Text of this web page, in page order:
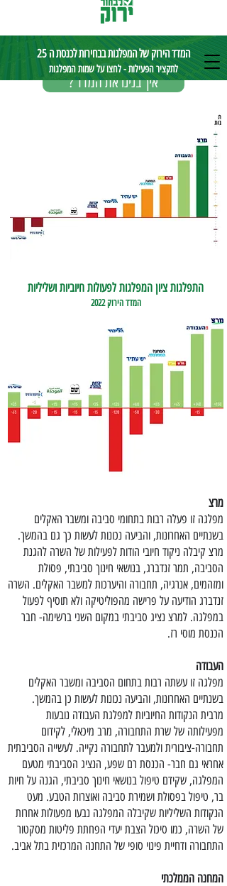
? איך בנינו את המדד
המדד הירוק של המפלגות בבחירות לכנסת ה 25
לתקציר הפעילות - לחצו על שמות המפלגות
מרצ
מפלגה זו פעלה רבות בתחומי סביבה ומשבר האקלים
בשנתיים האחרונות, והביעה נכונות לעשות כך גם בהמשך.
מרצ קיבלה ניקוד חיובי הודות לפעילות של השרה להגנת
הסביבה, תמר זנדברג, בנושאי חינוך סביבתי, פסולת
ומזהמים, אנרגיה, תחבורה והיערכות למשבר האקלים. השרה
זנדברג הודיעה על פרישה מהפוליטיקה ולא תוסיף לפעול
במפלגה. למרצ נציג סביבתי במקום השני ברשימה- חבר
הכנסת מוסי רז.
העבודה
מפלגה זו עשתה רבות בתחום הסביבה ומשבר האקלים
בשנתיים האחרונות, והביעה נכונות לעשות כן בהמשך.
מרבית הנקודות החיוביות למפלגת העבודה נובעות
מפעילותה של שרת התחבורה, מרב מיכאלי, לקידום
תחבורה-ציבורית ולמעבר לתחבורה נקייה. לעשייה הסביבתית
אחראי גם חבר- הכנסת רם שפע, הנציג הסביבתי מטעם
המפלגה, שקידם טיפול בנושאי חינוך סביבתי, הגנה על חיות
בר, טיפול בפסולת ושמירת סביבה ואוצרות הטבע. מעט
הנקודות השליליות שקיבלה המפלגה נבעו מפעולות אחרות
של השרה, כמו סיכול הצבת יעדי הפחתת פליטות מסקטור
התחבורה ודחיית פינוי סופי של התחנה המרכזית בתל אביב.
המחנה הממלכתי
המדד הירוק 2022
התפלגות ציון המפלגות לפעולות חיוביות ושליליות